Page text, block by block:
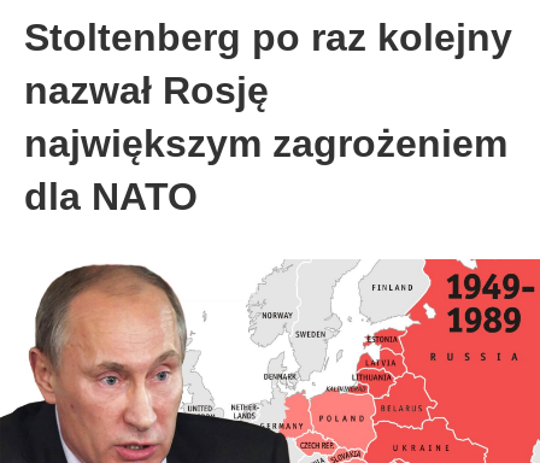
Stoltenberg po raz kolejny
nazwał Rosję
największym zagrożeniem
dla NATO